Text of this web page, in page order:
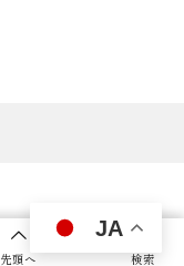
検索
先頭へ
JA